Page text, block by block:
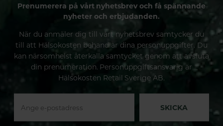
Prenumerera på vårt nyhetsbrev och få spännande
nyheter och erbjudanden.
När du anmäler dig till vårt nyhetsbrev samtycker du
till att Hälsokosten behandlar dina personuppgifter. Du
kan närsomhelst återkalla samtycket genom att avsluta
din prenumeration. Personuppgiftsansvarig är
Hälsokosten Retail Sverige AB.
SKICKA